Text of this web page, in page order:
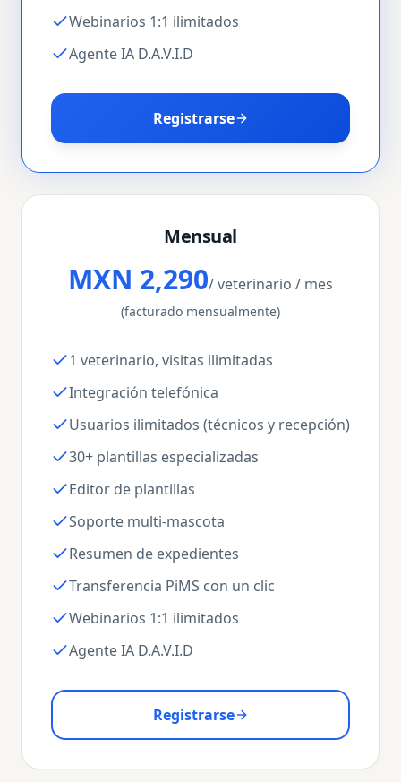
Webinarios 1:1 ilimitados
Agente IA D.A.V.I.D
Registrarse
Mensual
MXN 2,290/ veterinario / mes
(facturado mensualmente)
1 veterinario, visitas ilimitadas
Integración telefónica
Usuarios ilimitados (técnicos y recepción)
30+ plantillas especializadas
Editor de plantillas
Soporte multi-mascota
Resumen de expedientes
Transferencia PiMS con un clic
Webinarios 1:1 ilimitados
Agente IA D.A.V.I.D
Registrarse